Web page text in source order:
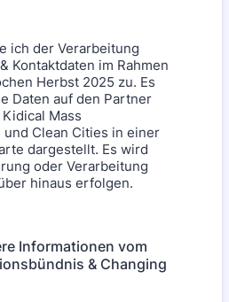
ich der Verarbeitung
Kontaktdaten im Rahmen
Herbst 2025 zu. Es
Daten auf den Partner
Mass
Clean Cities in einer
dargestellt. Es wird
oder Verarbeitung
hinaus erfolgen.
Informationen vom
& Changing